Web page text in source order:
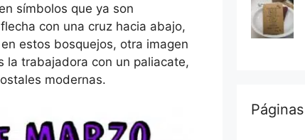
símbolos que ya son
con una cruz hacia abajo,
estos bosquejos, otra imagen
la trabajadora con un paliacate,
modernas.
Páginas